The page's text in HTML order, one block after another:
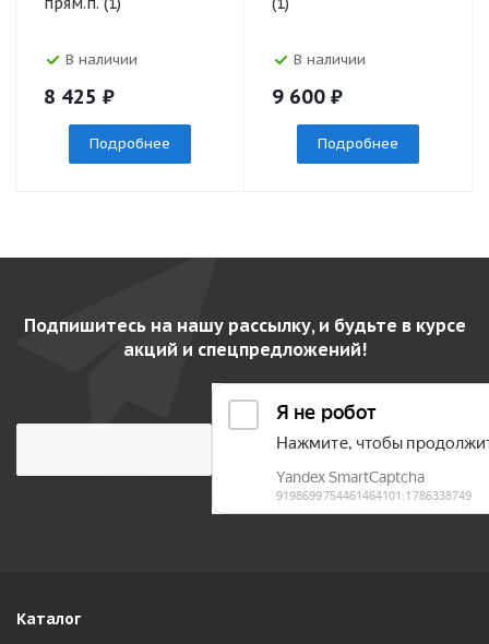
В наличии
8 425 ₽
Подробнее
В наличии
9 600 ₽
Подробнее
Подпишитесь на нашу рассылку, и будьте в курсе
акций и спецпредложений!
Каталог